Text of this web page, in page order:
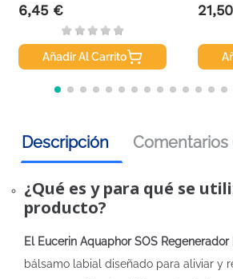
Precio
6,45 €
Añadir Al Carrito
Precio
Descripción Comentarios
¿Qué es y para qué se
producto?
El Eucerin Aquaphor SOS Regenerador
bálsamo labial diseñado para aliviar y